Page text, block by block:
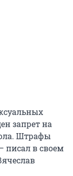
запрет на
Штрафы
писал в своем